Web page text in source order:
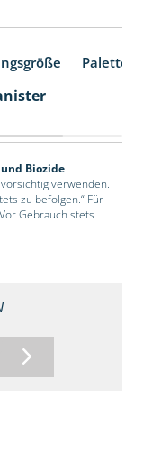
Biozide
verwenden.
zu befolgen.“ Für
Gebrauch stets